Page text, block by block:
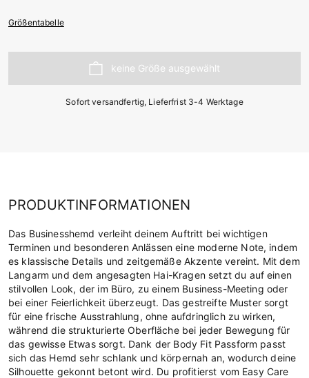
Größentabelle
Sofort versandfertig, Lieferfrist 3-4 Werktage
PRODUKTINFORMATIONEN
Das Businesshemd verleiht deinem Auftritt bei wichtigen
Terminen und besonderen Anlässen eine moderne Note, indem
es klassische Details und zeitgemäße Akzente vereint. Mit dem
Langarm und dem angesagten Hai-Kragen setzt du auf einen
stilvollen Look, der im Büro, zu einem Business-Meeting oder
bei einer Feierlichkeit überzeugt. Das gestreifte Muster sorgt
für eine frische Ausstrahlung, ohne aufdringlich zu wirken,
während die strukturierte Oberfläche bei jeder Bewegung für
das gewisse Etwas sorgt. Dank der Body Fit Passform passt
sich das Hemd sehr schlank und körpernah an, wodurch deine
Silhouette gekonnt betont wird. Du profitierst vom Easy Care